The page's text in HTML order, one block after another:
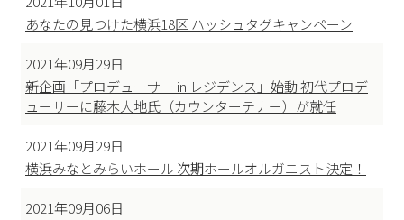
あなたの見つけた横浜18区 ハッシュタグキャンペーン
2021年09月29日
新企画「プロデューサー in レジデンス」始動 初代プロデ
ューサーに藤木大地氏（カウンターテナー）が就任
2021年09月29日
横浜みなとみらいホール 次期ホールオルガニスト決定！
2021年09月06日